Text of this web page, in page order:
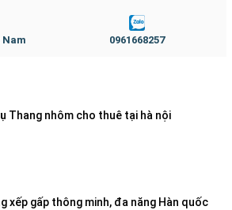
0961668257
Thang nhôm cho thuê tại hà nội
xếp gấp thông minh, đa năng Hàn quốc